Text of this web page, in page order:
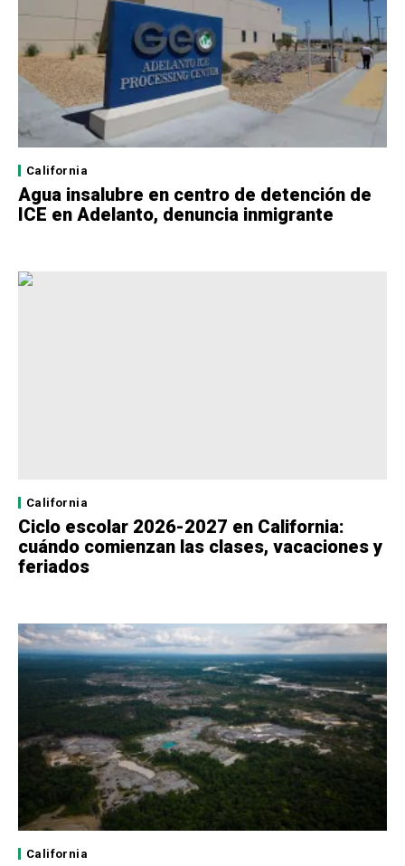
California
Agua insalubre en centro de detención de
ICE en Adelanto, denuncia inmigrante
California
Ciclo escolar 2026-2027 en California:
cuándo comienzan las clases, vacaciones y
feriados
California